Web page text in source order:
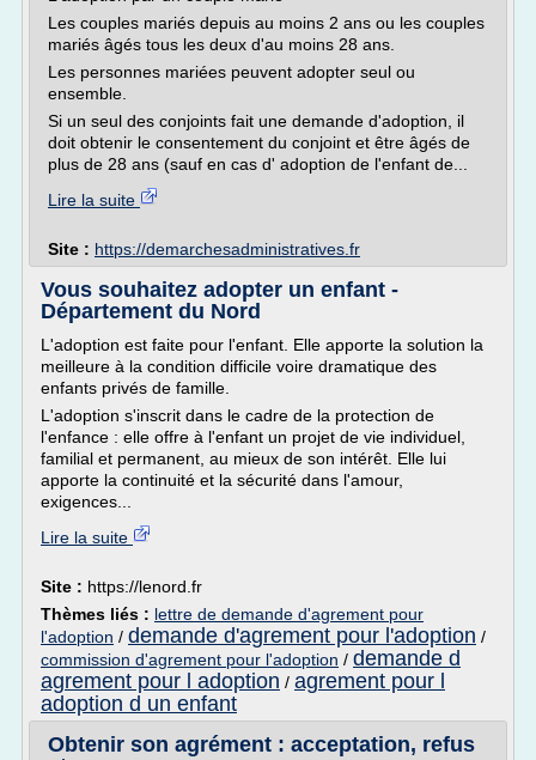
Les couples mariés depuis au moins 2 ans ou les couples
mariés âgés tous les deux d'au moins 28 ans.
Les personnes mariées peuvent adopter seul ou
ensemble.
Si un seul des conjoints fait une demande d'adoption, il
doit obtenir le consentement du conjoint et être âgés de
plus de 28 ans (sauf en cas d' adoption de l'enfant de...
Lire la suite
Site : https://demarchesadministratives.fr
Vous souhaitez adopter un enfant -
Département du Nord
L'adoption est faite pour l'enfant. Elle apporte la solution la
meilleure à la condition difficile voire dramatique des
enfants privés de famille.
L'adoption s'inscrit dans le cadre de la protection de
l'enfance : elle offre à l'enfant un projet de vie individuel,
familial et permanent, au mieux de son intérêt. Elle lui
apporte la continuité et la sécurité dans l'amour,
exigences...
Lire la suite
Site : https://lenord.fr
Thèmes liés : lettre de demande d'agrement pour
l'adoption / demande d'agrement pour l'adoption /
commission d'agrement pour l'adoption / demande d
agrement pour l adoption / agrement pour l
adoption d un enfant
Obtenir son agrément : acceptation, refus